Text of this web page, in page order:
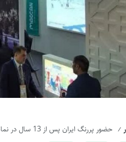
/ حضور پررنگ ایران پس از 13 سال در نمایشگاه بین‌المللی گردشگری دبی (ATM)